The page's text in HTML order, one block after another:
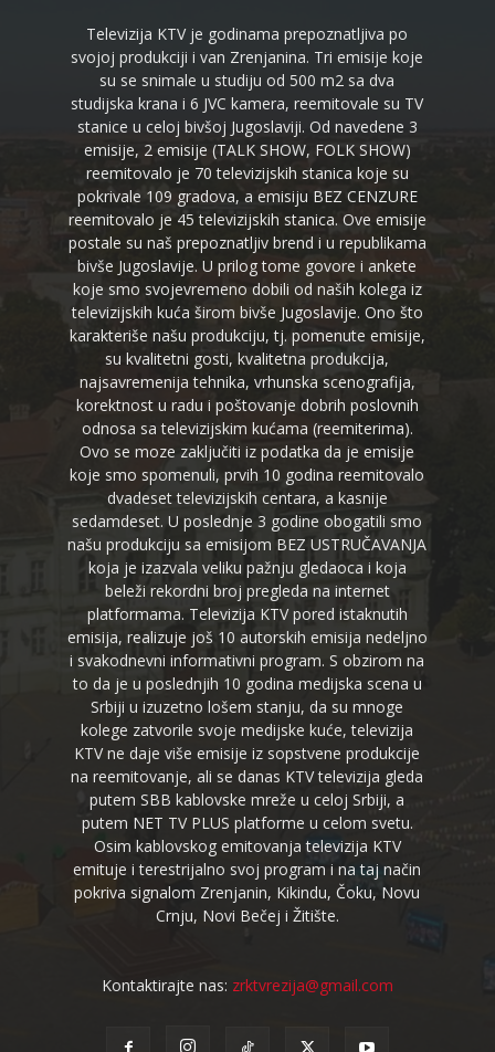
Televizija KTV je godinama prepoznatljiva po
svojoj produkciji i van Zrenjanina. Tri emisije koje
su se snimale u studiju od 500 m2 sa dva
studijska krana i 6 JVC kamera, reemitovale su TV
stanice u celoj bivšoj Jugoslaviji. Od navedene 3
emisije, 2 emisije (TALK SHOW, FOLK SHOW)
reemitovalo je 70 televizijskih stanica koje su
pokrivale 109 gradova, a emisiju BEZ CENZURE
reemitovalo je 45 televizijskih stanica. Ove emisije
postale su naš prepoznatljiv brend i u republikama
bivše Jugoslavije. U prilog tome govore i ankete
koje smo svojevremeno dobili od naših kolega iz
televizijskih kuća širom bivše Jugoslavije. Ono što
karakteriše našu produkciju, tj. pomenute emisije,
su kvalitetni gosti, kvalitetna produkcija,
najsavremenija tehnika, vrhunska scenografija,
korektnost u radu i poštovanje dobrih poslovnih
odnosa sa televizijskim kućama (reemiterima).
Ovo se moze zaključiti iz podatka da je emisije
koje smo spomenuli, prvih 10 godina reemitovalo
dvadeset televizijskih centara, a kasnije
sedamdeset. U poslednje 3 godine obogatili smo
našu produkciju sa emisijom BEZ USTRUČAVANJA
koja je izazvala veliku pažnju gledaoca i koja
beleži rekordni broj pregleda na internet
platformama. Televizija KTV pored istaknutih
emisija, realizuje još 10 autorskih emisija nedeljno
i svakodnevni informativni program. S obzirom na
to da je u poslednjih 10 godina medijska scena u
Srbiji u izuzetno lošem stanju, da su mnoge
kolege zatvorile svoje medijske kuće, televizija
KTV ne daje više emisije iz sopstvene produkcije
na reemitovanje, ali se danas KTV televizija gleda
putem SBB kablovske mreže u celoj Srbiji, a
putem NET TV PLUS platforme u celom svetu.
Osim kablovskog emitovanja televizija KTV
emituje i terestrijalno svoj program i na taj način
pokriva signalom Zrenjanin, Kikindu, Čoku, Novu
Crnju, Novi Bečej i Žitište.
Kontaktirajte nas: zrktvrezija@gmail.com